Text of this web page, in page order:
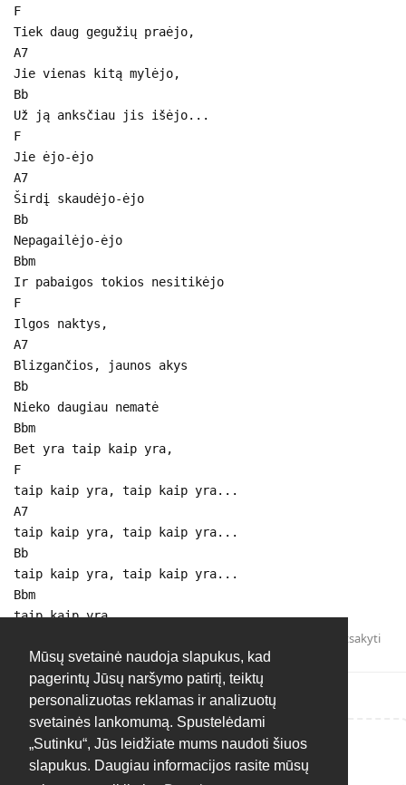
Mūsų svetainė naudoja slapukus, kad
pagerintų Jūsų naršymo patirtį, teiktų
personalizuotas reklamas ir analizuotų
svetainės lankomumą. Spustelėdami
„Sutinku“, Jūs leidžiate mums naudoti šiuos
slapukus. Daugiau informacijos rasite mūsų
F
Tiek daug gegužių praėjo,
A7
Jie vienas kitą mylėjo,
Bb
Už ją anksčiau jis išėjo...
F
Jie ėjo-ėjo
A7
Širdį skaudėjo-ėjo
Bb
Nepagailėjo-ėjo
Bbm
Ir pabaigos tokios nesitikėjo
F
Ilgos naktys,
A7
Blizgančios, jaunos akys
Bb
Nieko daugiau nematė
Bbm
Bet yra taip kaip yra,
F
taip kaip yra, taip kaip yra...
A7
taip kaip yra, taip kaip yra...
Bb
taip kaip yra, taip kaip yra...
Bbm
taip kaip yra...
Atsakyti
Rašyti atsakymą...